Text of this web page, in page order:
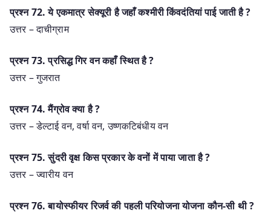
प्रश्‍न 72. ये एकमात्र सेक्यूरी है जहाँ कश्मीरी किंवदंतियां पाई जाती है ?
उत्तर – दाचीग्राम
प्रश्‍न 73. प्रसिद्ध गिर वन कहाँ स्थित है ?
उत्तर – गुजरात
प्रश्‍न 74. मैंग्रोव क्या है ?
उत्तर – डेल्टाई वन, वर्षा वन, उष्णकटिबंधीय वन
प्रश्‍न 75. सुंदरी वृक्ष किस प्रकार के वनों में पाया जाता है ?
उत्तर – ज्वारीय वन
प्रश्‍न 76. बायोस्फीयर रिजर्व की पहली परियोजना योजना कौन-सी थी ?